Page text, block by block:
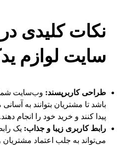
نکات کلیدی
سایت لوازم
طراحی کاربرپسند: وب‌سایت شما
باشد تا مشتریان بتوانند به
پیدا کنند و خرید خود را انجام دهند.
رابط کاربری زیبا و جذاب: یک
می‌تواند به جلب اعتماد